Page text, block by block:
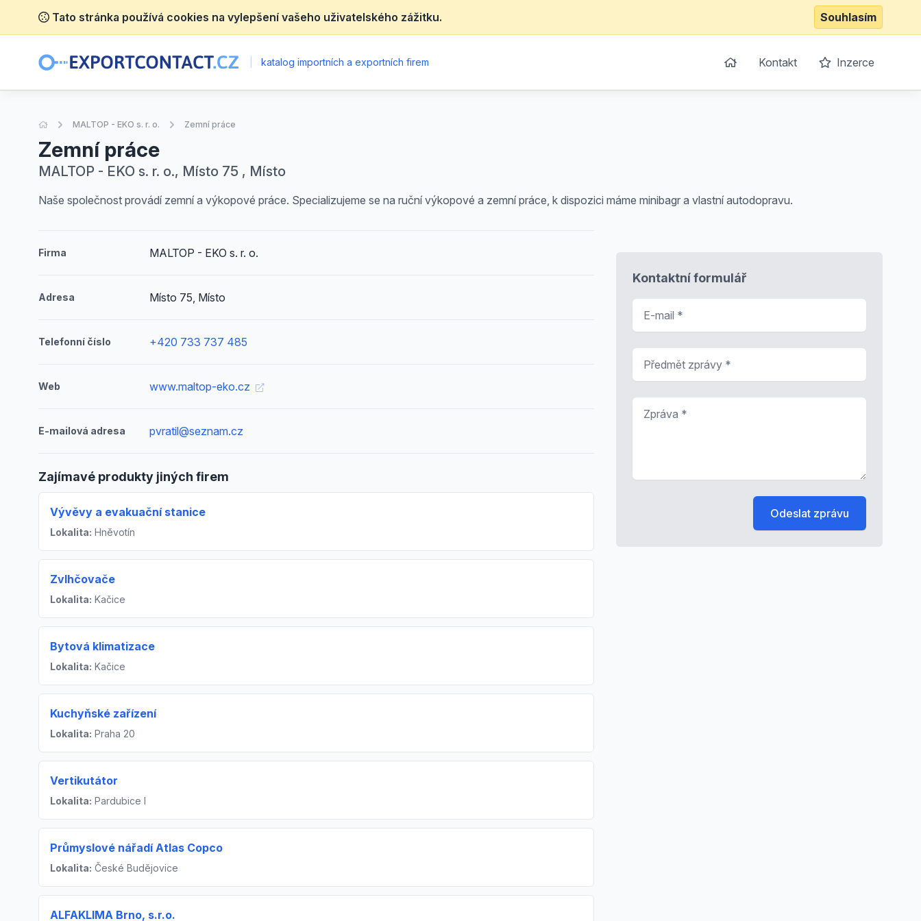
Tato stránka používá cookies na vylepšení vašeho uživatelského zážitku. Souhlasím
katalog importních a exportních firem Kontakt Inzerce
Úvodní stránka
MALTOP - EKO s. r. o. Zemní práce
Zemní práce
MALTOP - EKO s. r. o., Místo 75 , Místo
Naše společnost provádí zemní a výkopové práce. Specializujeme se na ruční výkopové a zemní práce, k dispozici máme minibagr a vlastní autodopravu.
Firma MALTOP - EKO s. r. o.
Adresa Místo 75, Místo
Telefonní číslo +420 733 737 485
Web www.maltop-eko.cz
E-mailová adresa pvratil@seznam.cz
Zajímavé produkty jiných firem
Vývěvy a evakuační stanice
Lokalita: Hněvotín
Zvlhčovače
Lokalita: Kačice
Bytová klimatizace
Lokalita: Kačice
Kuchyňské zařízení
Lokalita: Praha 20
Vertikutátor
Lokalita: Pardubice I
Průmyslové nářadí Atlas Copco
Lokalita: České Budějovice
ALFAKLIMA Brno, s.r.o.
Kontaktní formulář
Odeslat zprávu